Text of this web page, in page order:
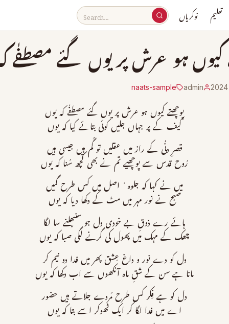
تعلیم نوکریاں
کیوں ہو عرش پر یوں گئے مصطفٰے
admin
naats-sample
پوچھتے کیوں ہو عرش پر یوں گئے مصطفٰے کہ یوں
کیف کے پر جہاں جلیں کوئی بتائے کیا کہ یوں
قصرِ دنٰی کے راز میں عقلیں تو گُم ہیں جیسی ہیں
رُوح قدس سے پوچھیے تم نے بھی کچھ سُنا کہ یوں
میں نے کہا کہ جلوہ ٔ اصل میں کس طرح گمیں
صبح نے نور مہر میں مٹ کے دکھا دیا کہ یوں
ہائے رے ذوقِ بے خودی دل جو سنبھلنے سا لگا
چھک کے مہک میں پھول کی گرنے لگی صبا کہ یوں
دل کو دے نور و داغ عِشق پھر میں فدا دو نیم کر
مانا ہے سن کے شقِ ماہ آنکھوں سے اب دکھا کہ یوں
دل کو ہے فِکر کس طرح مُردے جلاتے ہیں حضور
اے میں فدا لگا کر ایک ٹھوکر اسے بتا کہ یوں